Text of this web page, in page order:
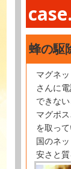
蜂の駆
マグネ
さんに
できな
マグポ
を取っ
国のネ
安さと質